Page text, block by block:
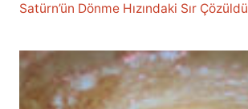
Satürn’ün Dönme Hızındaki Sır Çözüldü